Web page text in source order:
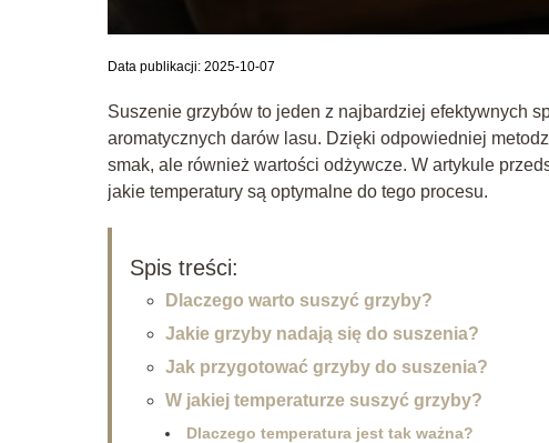
Data publikacji: 2025-10-07
Suszenie grzybów to jeden z najbardziej efektywnych
aromatycznych darów lasu. Dzięki odpowiedniej
smak, ale również wartości odżywcze. W artykule
jakie temperatury są optymalne do tego procesu.
Spis treści:
Dlaczego warto suszyć grzyby?
Jakie grzyby nadają się do suszenia?
Jak przygotować grzyby do suszenia?
W jakiej temperaturze suszyć grzyby?
Dlaczego temperatura jest tak ważna?